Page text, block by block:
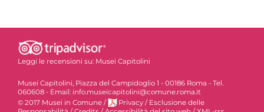
Leggi le recensioni su: Musei Capitolini
Musei Capitolini, Piazza del Campidoglio 1 - 00186 Roma - Tel.
060608 - Email: info.museicapitolini@comune.roma.it
© 2017 Musei in Comune / Privacy / Esclusione delle